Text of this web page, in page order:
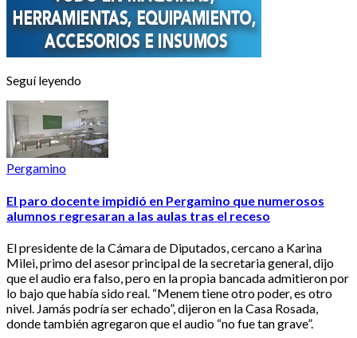
Seguí leyendo
Pergamino
El paro docente impidió en Pergamino que numerosos
alumnos regresaran a las aulas tras el receso
El presidente de la Cámara de Diputados, cercano a Karina
Milei, primo del asesor principal de la secretaria general, dijo
que el audio era falso, pero en la propia bancada admitieron por
lo bajo que había sido real. “Menem tiene otro poder, es otro
nivel. Jamás podría ser echado”, dijeron en la Casa Rosada,
donde también agregaron que el audio “no fue tan grave”.